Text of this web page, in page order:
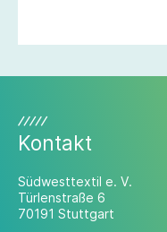
Kontakt
Südwesttextil e. V.
Türlenstraße 6
70191 Stuttgart